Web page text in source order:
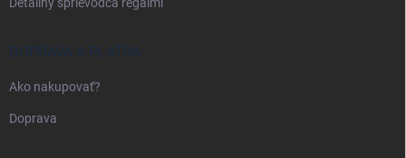
Detailný sprievodca regálmi
DOPRAVA A PLATBA
Ako nakupovať?
Doprava